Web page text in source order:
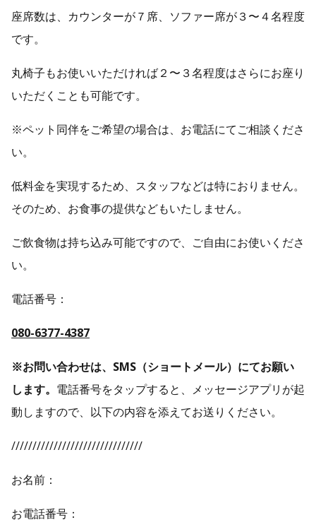
座席数は、カウンターが７席、ソファー席が３〜４名程度
です。
丸椅子もお使いいただければ２〜３名程度はさらにお座り
いただくことも可能です。
※ペット同伴をご希望の場合は、お電話にてご相談くださ
い。
低料金を実現するため、スタッフなどは特におりません。
そのため、お食事の提供などもいたしません。
ご飲食物は持ち込み可能ですので、ご自由にお使いくださ
い。
電話番号：
080-6377-4387
※お問い合わせは、SMS（ショートメール）にてお願い
します。 電話番号をタップすると、メッセージアプリが起
動しますので、以下の内容を添えてお送りください。
///////////////////////////////
お名前：
お電話番号：